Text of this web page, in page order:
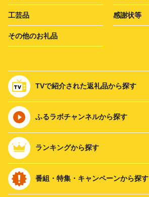
工芸品 感謝状等
その他のお礼品
TVで紹介された返礼品から探す
ふるラボチャンネルから探す
ランキングから探す
番組・特集・キャンペーンから探す